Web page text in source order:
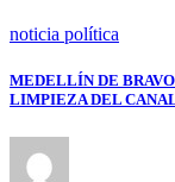
noticia política
MEDELLÍN DE
LIMPIEZA DEL